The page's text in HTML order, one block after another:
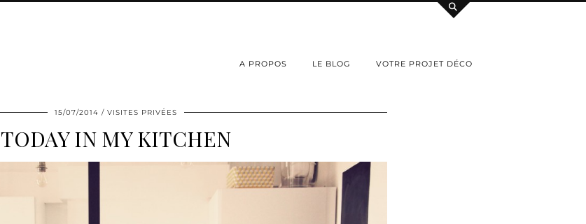
A PROPOS LE BLOG VOTRE PROJET DÉCO
15/07/2014 VISITES PRIVÉES
TODAY IN MY KITCHEN